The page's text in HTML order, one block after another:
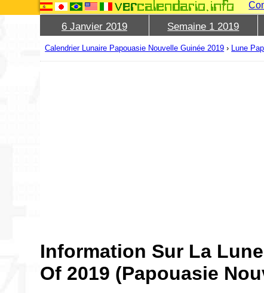
6 Janvier 2019 Semaine 1 2019
Calendrier Lunaire Papouasie Nouvelle Guinée 2019 › Lune
Information Sur La
Of 2019 (Papouasie